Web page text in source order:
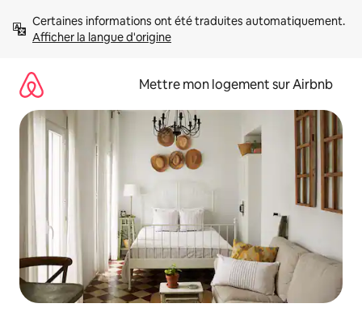
directement
Afficher la langue d'origine
Mettre mon logement sur Airbnb